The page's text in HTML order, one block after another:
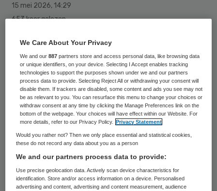
15 mei 2026, 14:29
653 keer gelezen
De provincie Drenthe stelt 168.600 euro
beschikbaar aan het UMCG zodat het
traject ‘Nieuwkomers in hun kracht’ de
komende drie jaar door kan. Nieuwkomers
met een verpleegkundige achtergrond
kunnen hierbij hun BIG-registratie krijgen
en aan het werk gaan.
We Care About Your Privacy
We and our887 partners store and access personal data, like browsing data
or unique identifiers, on your device. Selecting I Accept enables tracking
technologies to support the purposes shown under we and our partners
process data to provide. Selecting Reject All or withdrawing your consent will
disable them. If trackers are disabled, some content and ads you see may not
be as relevant to you. You can resurface this menu to change your choices or
withdraw consent at any time by clicking the Manage Preferences link on the
bottom of the webpage. Your choices will have effect within our Website. For
more details, refer to our Privacy Policy.
Privacy Statement
Would you rather not? Then we only place essential and statistical cookies,
these do not record any data about you as a person
We and our partners process data to provide:
Use precise geolocation data. Actively scan device characteristics for
identification. Store and/or access information on a device. Personalised
advertising and content, advertising and content measurement, audience